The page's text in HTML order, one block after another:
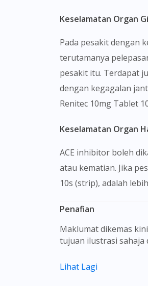
Keselamatan Organ
Pada pesakit dengan
terutamanya
pesakit itu. Terdapat
dengan kegagalan
Renitec 10mg Tablet
Keselamatan Organ
ACE inhibitor boleh
atau kematian. Jika
10s (strip), adalah
Penafian
Maklumat dikemas kini pada: Thu Aug 06 2026 01:17:46 GMT+0000 (Coordinated Universal Time) Gambar barangan yang ditunjukkan hanya untuk
tujuan ilustrasi
Kandungan laman
Lihat Lagi